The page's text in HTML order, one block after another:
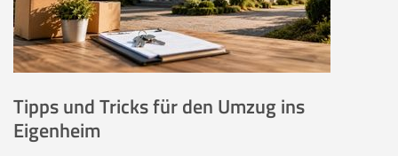
Tipps und Tricks für den Umzug ins
Eigenheim